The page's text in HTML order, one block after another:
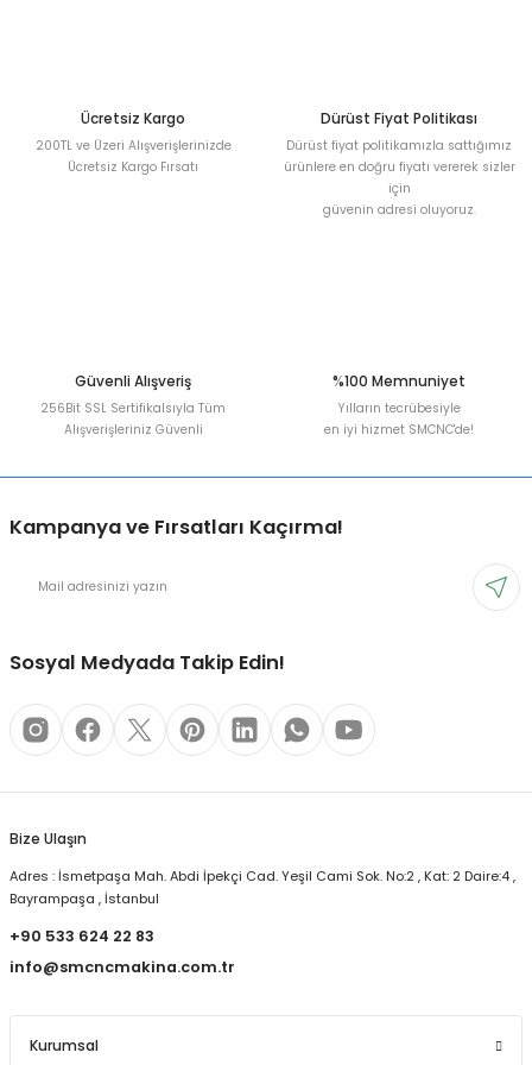
Ücretsiz Kargo
200TL ve Üzeri Alışverişlerinizde
Ücretsiz Kargo Fırsatı
Dürüst Fiyat Politikası
Dürüst fiyat politikamızla sattığımız
ürünlere en doğru fiyatı vererek sizler
için
güvenin adresi oluyoruz.
Güvenli Alışveriş
256Bit SSL Sertifikalsıyla Tüm
Alışverişleriniz Güvenli
%100 Memnuniyet
Yılların tecrübesiyle
en iyi hizmet SMCNC'de!
Kampanya ve Fırsatları Kaçırma!
Sosyal Medyada Takip Edin!
Bize Ulaşın
Adres : İsmetpaşa Mah. Abdi İpekçi Cad. Yeşil Cami Sok. No:2 , Kat: 2 Daire:4 ,
Bayrampaşa , İstanbul
+90 533 624 22 83
info@smcncmakina.com.tr
Kurumsal